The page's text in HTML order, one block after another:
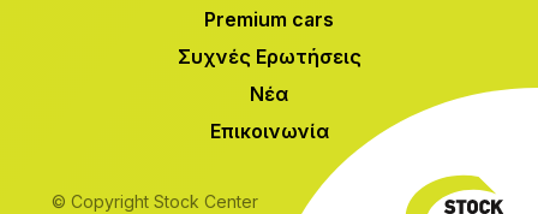
Premium cars
Συχνές Ερωτήσεις
Νέα
Επικοινωνία
© Copyright Stock Center